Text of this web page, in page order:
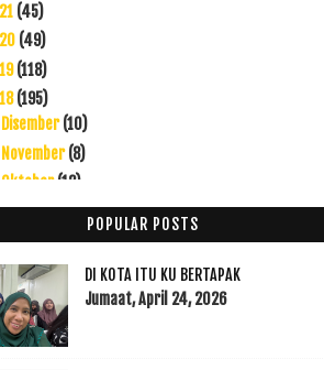
(45)
(49)
(118)
(195)
Disember(10)
November(8)
Oktober(12)
September(23)
Ogos(16)
Julai(23)
Jun(28)
Mei(12)
POPULAR POSTS
DI KOTA ITU KU BERTAPAK
Jumaat, April 24, 2026